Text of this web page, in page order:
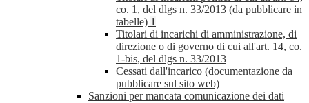
co. 1, del dlgs n. 33/2013 (da pubblicare in
tabelle) 1
Titolari di incarichi di amministrazione, di
direzione o di governo di cui all'art. 14, co.
1-bis, del dlgs n. 33/2013
Cessati dall'incarico (documentazione da
pubblicare sul sito web)
Sanzioni per mancata comunicazione dei dati